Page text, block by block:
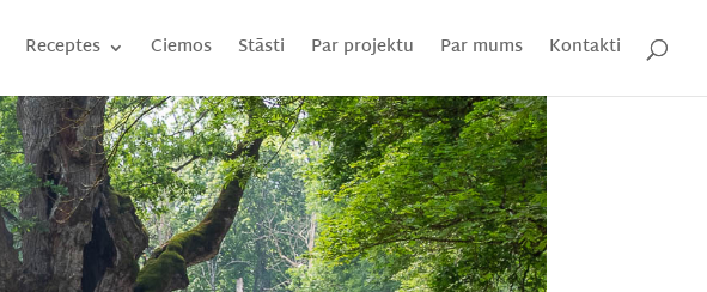
Receptes Ciemos Stāsti Par projektu Par mums Kontakti